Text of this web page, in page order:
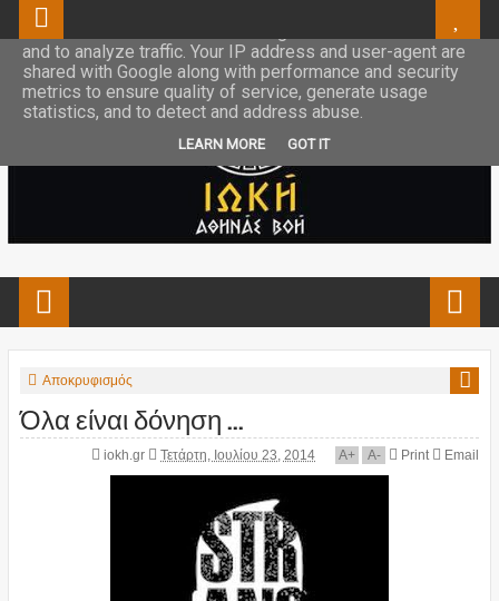
Αποκρυφισμός
Όλα είναι δόνηση ...
iokh.gr Τετάρτη, Ιουλίου 23, 2014 A+ A- Print Email
This site uses cookies from Google to deliver its services
and to analyze traffic. Your IP address and user-agent are
shared with Google along with performance and security
metrics to ensure quality of service, generate usage
statistics, and to detect and address abuse.
LEARN MORE GOT IT